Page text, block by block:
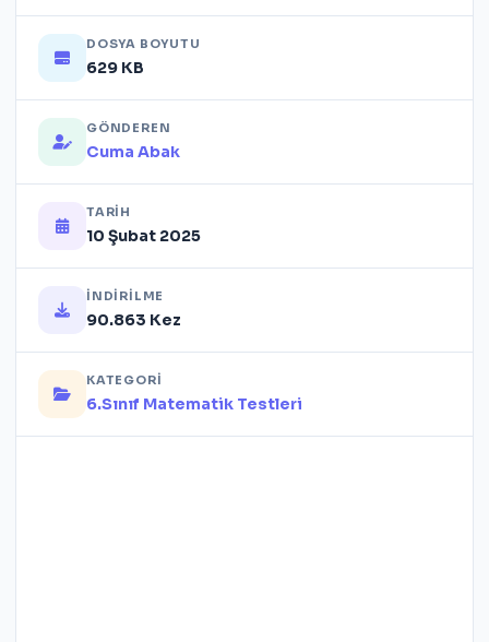
DOSYA BOYUTU
629 KB
GÖNDEREN
Cuma Abak
TARIH
10 Şubat 2025
İNDIRILME
90.863 Kez
KATEGORI
6.Sınıf Matematik Testleri